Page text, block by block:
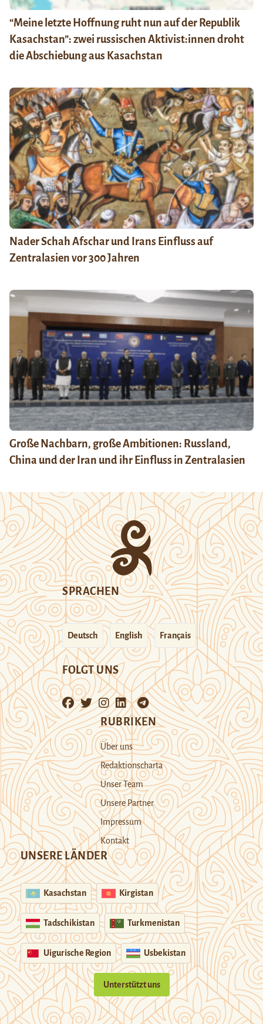
“Meine letzte Hoffnung ruht nun auf der Republik
Kasachstan”: zwei russischen Aktivist:innen droht
die Abschiebung aus Kasachstan
Nader Schah Afschar und Irans Einfluss auf
Zentralasien vor 300 Jahren
Große Nachbarn, große Ambitionen: Russland,
China und der Iran und ihr Einfluss in Zentralasien
SPRACHEN
Deutsch English Français
FOLGT UNS
RUBRIKEN
Über uns
Redaktionscharta
Unser Team
Unsere Partner
Impressum
Kontakt
UNSERE LÄNDER
Kasachstan Kirgistan
Tadschikistan Turkmenistan
Uigurische Region Usbekistan
Unterstützt uns